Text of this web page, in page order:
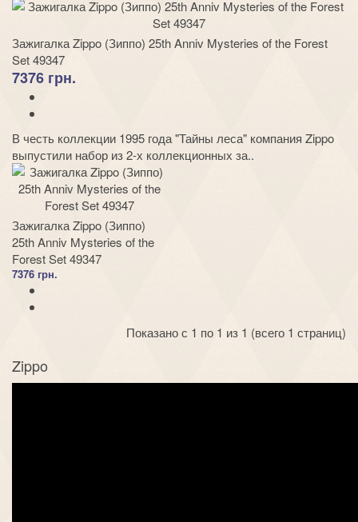
Зажигалка Zippo (Зиппо) 25th Anniv Mysteries of the Forest
Set 49347
7376 грн.
В честь коллекции 1995 года "Тайны леса" компания Zippo
выпустили набор из 2-х коллекционных за..
Зажигалка Zippo (Зиппо)
25th Anniv Mysteries of the
Forest Set 49347
7376 грн.
Показано с 1 по 1 из 1 (всего 1 страниц)
Zippo